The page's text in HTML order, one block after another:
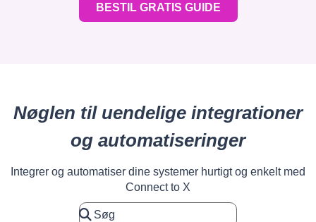
BESTIL GRATIS GUIDE
Nøglen til uendelige integrationer
og automatiseringer
Integrer og automatiser dine systemer hurtigt og enkelt med
Connect to X